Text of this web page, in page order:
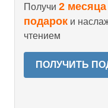
Получи 2
подарок и
чтением
ПОЛУЧИТЬ